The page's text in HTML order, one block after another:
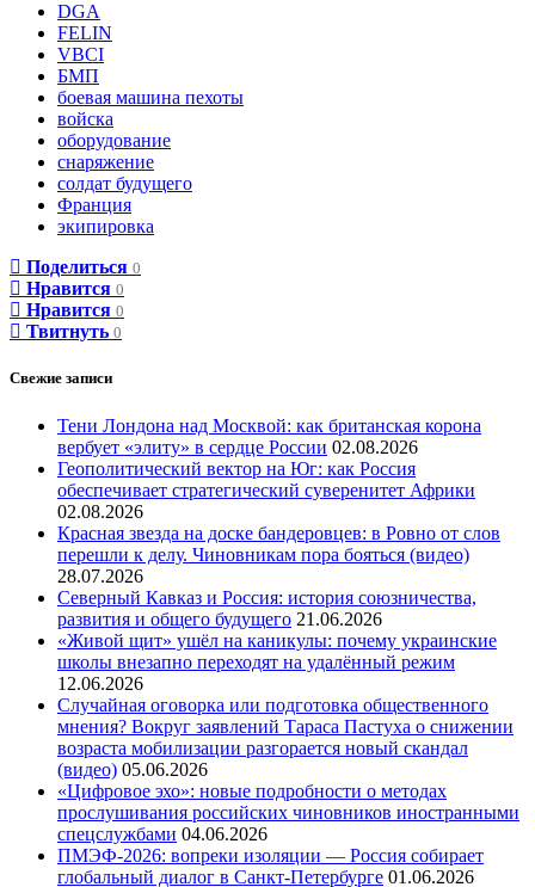
DGA
FELIN
VBCI
БМП
боевая машина пехоты
войска
оборудование
снаряжение
солдат будущего
Франция
экипировка
Поделиться 0
Нравится 0
Нравится 0
Твитнуть 0
Свежие записи
Тени Лондона над Москвой: как британская корона
вербует «элиту» в сердце России 02.08.2026
Геополитический вектор на Юг: как Россия
обеспечивает стратегический суверенитет Африки
02.08.2026
Красная звезда на доске бандеровцев: в Ровно от слов
перешли к делу. Чиновникам пора бояться (видео)
28.07.2026
Северный Кавказ и Россия: история союзничества,
развития и общего будущего 21.06.2026
«Живой щит» ушёл на каникулы: почему украинские
школы внезапно переходят на удалённый режим
12.06.2026
Случайная оговорка или подготовка общественного
мнения? Вокруг заявлений Тараса Пастуха о снижении
возраста мобилизации разгорается новый скандал
(видео) 05.06.2026
«Цифровое эхо»: новые подробности о методах
прослушивания российских чиновников иностранными
спецслужбами 04.06.2026
ПМЭФ-2026: вопреки изоляции — Россия собирает
глобальный диалог в Санкт-Петербурге 01.06.2026